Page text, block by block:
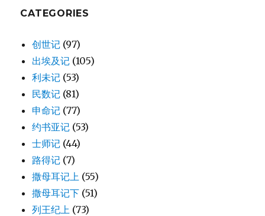
CATEGORIES
创世记 (97)
出埃及记 (105)
利未记 (53)
民数记 (81)
申命记 (77)
约书亚记 (53)
士师记 (44)
路得记 (7)
撒母耳记上 (55)
撒母耳记下 (51)
列王纪上 (73)